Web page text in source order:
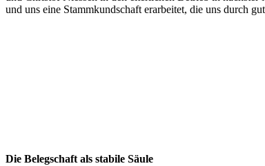
und uns eine Stammkundschaft erarbeitet, die uns durch
Die Belegschaft als stabile Säule